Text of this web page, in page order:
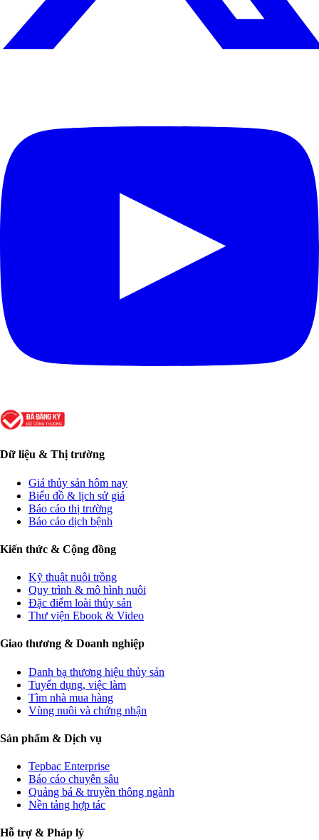
Dữ liệu & Thị trường
Giá thủy sản hôm nay
Biểu đồ & lịch sử giá
Báo cáo thị trường
Báo cáo dịch bệnh
Kiến thức & Cộng đồng
Kỹ thuật nuôi trồng
Quy trình & mô hình nuôi
Đặc điểm loài thủy sản
Thư viện Ebook & Video
Giao thương & Doanh nghiệp
Danh bạ thương hiệu thủy sản
Tuyển dụng, việc làm
Tìm nhà mua hàng
Vùng nuôi và chứng nhận
Sản phẩm & Dịch vụ
Tepbac Enterprise
Báo cáo chuyên sâu
Quảng bá & truyền thông ngành
Nền tảng hợp tác
Hỗ trợ & Pháp lý